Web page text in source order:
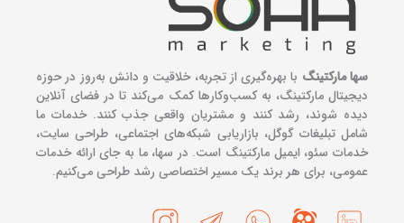
سها مارکتینگ با بهره‌گیری از تجربه، خلاقیت و دانش به‌روز در حوزه
دیجیتال مارکتینگ، به کسب‌وکارها کمک می‌کند تا در فضای آنلاین
دیده شوند، رشد کنند و مشتریان واقعی جذب کنند. خدمات ما
شامل تبلیغات گوگل، بازاریابی شبکه‌های اجتماعی، طراحی سایت،
خدمات سئو، ایمیل مارکتینگ است. در سها، ما به جای ارائه خدمات
عمومی، برای هر برند یک مسیر اختصاصی رشد طراحی می‌کنیم.